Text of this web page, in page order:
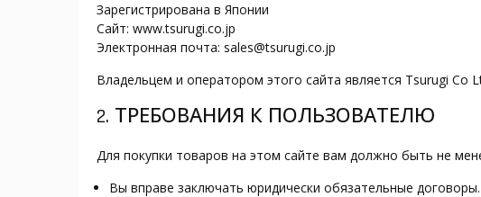
Зарегистрирована в Японии
Сайт: www.tsurugi.co.jp
Электронная почта: sales@tsurugi.co.jp
Владельцем и оператором этого сайта является Tsurugi Co
2. ТРЕБОВАНИЯ К ПОЛЬЗОВАТЕЛЮ
Для покупки товаров на этом сайте вам должно быть не
Вы вправе заключать юридически обязательные договоры.